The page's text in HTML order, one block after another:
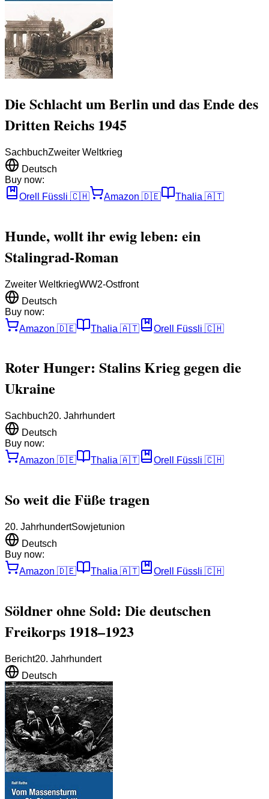
Die Schlacht um Berlin und das Ende des
Dritten Reichs 1945
SachbuchZweiter Weltkrieg
Deutsch
Buy now:
Orell Füssli 🇨🇭 Amazon 🇩🇪 Thalia 🇦🇹
Hunde, wollt ihr ewig leben: ein
Stalingrad-Roman
Zweiter WeltkriegWW2-Ostfront
Deutsch
Buy now:
Amazon 🇩🇪 Thalia 🇦🇹 Orell Füssli 🇨🇭
Roter Hunger: Stalins Krieg gegen die
Ukraine
Sachbuch20. Jahrhundert
Deutsch
Buy now:
Amazon 🇩🇪 Thalia 🇦🇹 Orell Füssli 🇨🇭
So weit die Füße tragen
20. JahrhundertSowjetunion
Deutsch
Buy now:
Amazon 🇩🇪 Thalia 🇦🇹 Orell Füssli 🇨🇭
Söldner ohne Sold: Die deutschen
Freikorps 1918–1923
Bericht20. Jahrhundert
Deutsch